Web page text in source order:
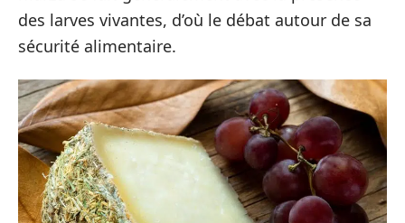
des larves vivantes, d’où le débat autour de sa
sécurité alimentaire.